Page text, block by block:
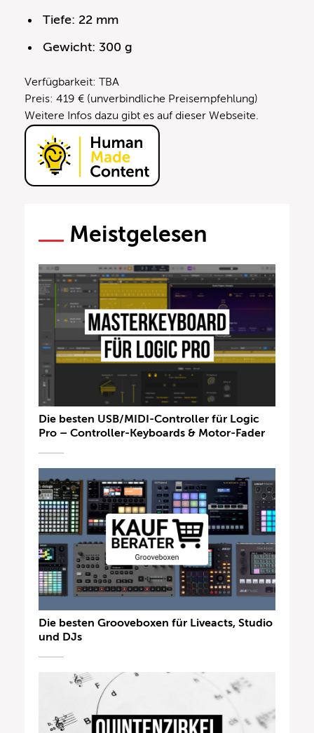
Tiefe: 22 mm
Gewicht: 300 g
Verfügbarkeit: TBA
Preis: 419 € (unverbindliche Preisempfehlung)
Weitere Infos dazu gibt es auf dieser Webseite.
Meistgelesen
Die besten USB/MIDI-Controller für Logic
Pro – Controller-Keyboards & Motor-Fader
Die besten Grooveboxen für Liveacts, Studio
und DJs